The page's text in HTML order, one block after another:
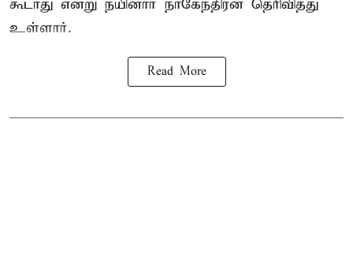
கூடாது என்று நயினார் நாகேந்திரன் தெரிவித்து
உள்ளார்.
Read More